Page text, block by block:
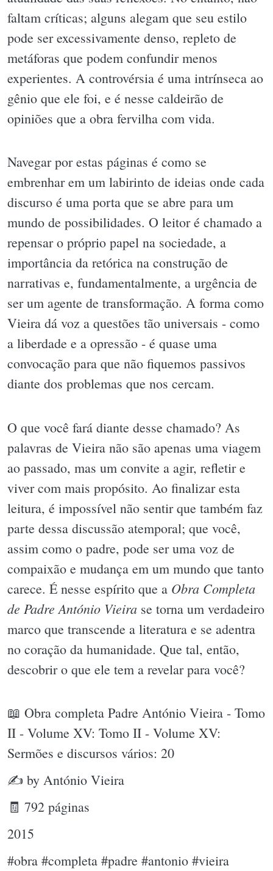
faltam críticas; alguns alegam que seu estilo
pode ser excessivamente denso, repleto de
metáforas que podem confundir menos
experientes. A controvérsia é uma intrínseca ao
gênio que ele foi, e é nesse caldeirão de
opiniões que a obra fervilha com vida.
Navegar por estas páginas é como se
embrenhar em um labirinto de ideias onde cada
discurso é uma porta que se abre para um
mundo de possibilidades. O leitor é chamado a
repensar o próprio papel na sociedade, a
importância da retórica na construção de
narrativas e, fundamentalmente, a urgência de
ser um agente de transformação. A forma como
Vieira dá voz a questões tão universais - como
a liberdade e a opressão - é quase uma
convocação para que não fiquemos passivos
diante dos problemas que nos cercam.
O que você fará diante desse chamado? As
palavras de Vieira não são apenas uma viagem
ao passado, mas um convite a agir, refletir e
viver com mais propósito. Ao finalizar esta
leitura, é impossível não sentir que também faz
parte dessa discussão atemporal; que você,
assim como o padre, pode ser uma voz de
compaixão e mudança em um mundo que tanto
carece. É nesse espírito que a Obra Completa
de Padre António Vieira se torna um verdadeiro
marco que transcende a literatura e se adentra
no coração da humanidade. Que tal, então,
descobrir o que ele tem a revelar para você?
📖 Obra completa Padre António Vieira - Tomo
II - Volume XV: Tomo II - Volume XV:
Sermões e discursos vários: 20
✍ by António Vieira
🧾 792 páginas
2015
#obra #completa #padre #antonio #vieira